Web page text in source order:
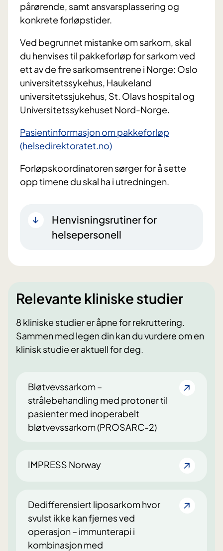
pårørende, samt ansvarsplassering og
konkrete forløpstider.
Ved begrunnet mistanke om sarkom, skal
du henvises til pakkeforløp for sarkom ved
ett av de fire sarkomsentrene i Norge: Oslo
universitetssykehus, Haukeland
universitetssjukehus, St. Olavs hospital og
Universitetssykehuset Nord-Norge.
Pasientinformasjon om pakkeforløp
(helsedirektoratet.no)
Forløpskoordinatoren sørger for å sette
opp timene du skal ha i utredningen.
Henvisningsrutiner for
helsepersonell
Relevante kliniske studier
8 kliniske studier er åpne for rekruttering.
Sammen med legen din kan du vurdere om en
klinisk studie er aktuell for deg.
Bløtvevssarkom –
strålebehandling med protoner til
pasienter med inoperabelt
bløtvevssarkom (PROSARC-2)
IMPRESS Norway
Dedifferensiert liposarkom hvor
svulst ikke kan fjernes ved
operasjon – immunterapi i
kombinasjon med